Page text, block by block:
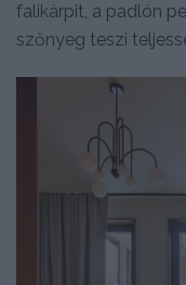
falikárpit, a padlón
szőnyeg teszi